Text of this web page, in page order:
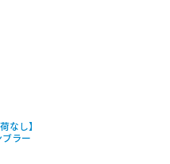
なし】
ラー